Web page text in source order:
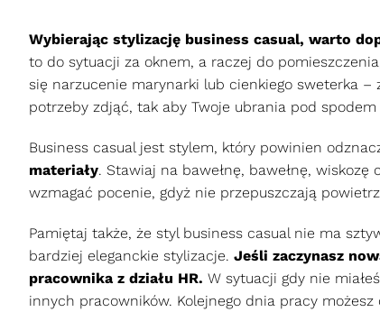
Wybierając stylizację business casual, warto
to do sytuacji za oknem, a raczej do
się narzucenie marynarki lub cienkiego sweterka
potrzeby zdjąć, tak aby Twoje ubrania pod
Business casual jest stylem, który powinien
materiały. Stawiaj na bawełnę, bawełnę,
wzmagać pocenie, gdyż nie przepuszczają
Pamiętaj także, że styl business casual nie ma
bardziej eleganckie stylizacje. Jeśli zaczynasz
pracownika z działu HR. W sytuacji gdy nie
innych pracowników. Kolejnego dnia pracy